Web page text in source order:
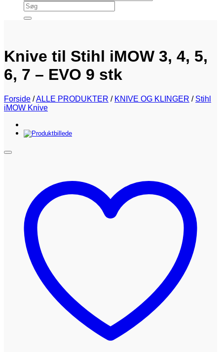
Søg
efter:
Knive til Stihl iMOW 3, 4, 5,
6, 7 – EVO 9 stk
Forside /ALLE PRODUKTER / KNIVE OG KLINGER / Stihl
iMOW Knive